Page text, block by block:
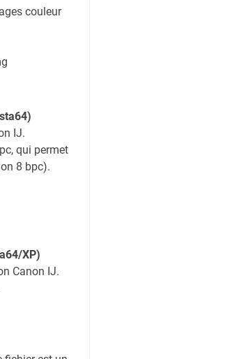
couleur
IJ.
qui permet
8 bpc).
XP)
Canon IJ.